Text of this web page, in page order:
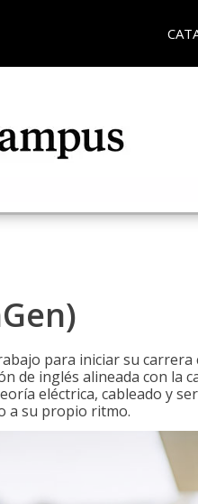
para iniciar su carrera
de inglés alineada con la
eléctrica, cableado y
a su propio ritmo.